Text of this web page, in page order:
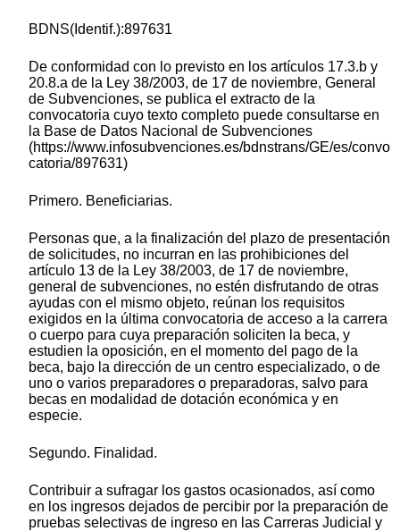
BDNS(Identif.):897631
De conformidad con lo previsto en los artículos 17.3.b y
20.8.a de la Ley 38/2003, de 17 de noviembre, General
de Subvenciones, se publica el extracto de la
convocatoria cuyo texto completo puede consultarse en
la Base de Datos Nacional de Subvenciones
(https://www.infosubvenciones.es/bdnstrans/GE/es/convo
catoria/897631)
Primero. Beneficiarias.
Personas que, a la finalización del plazo de presentación
de solicitudes, no incurran en las prohibiciones del
artículo 13 de la Ley 38/2003, de 17 de noviembre,
general de subvenciones, no estén disfrutando de otras
ayudas con el mismo objeto, reúnan los requisitos
exigidos en la última convocatoria de acceso a la carrera
o cuerpo para cuya preparación soliciten la beca, y
estudien la oposición, en el momento del pago de la
beca, bajo la dirección de un centro especializado, o de
uno o varios preparadores o preparadoras, salvo para
becas en modalidad de dotación económica y en
especie.
Segundo. Finalidad.
Contribuir a sufragar los gastos ocasionados, así como
en los ingresos dejados de percibir por la preparación de
pruebas selectivas de ingreso en las Carreras Judicial y